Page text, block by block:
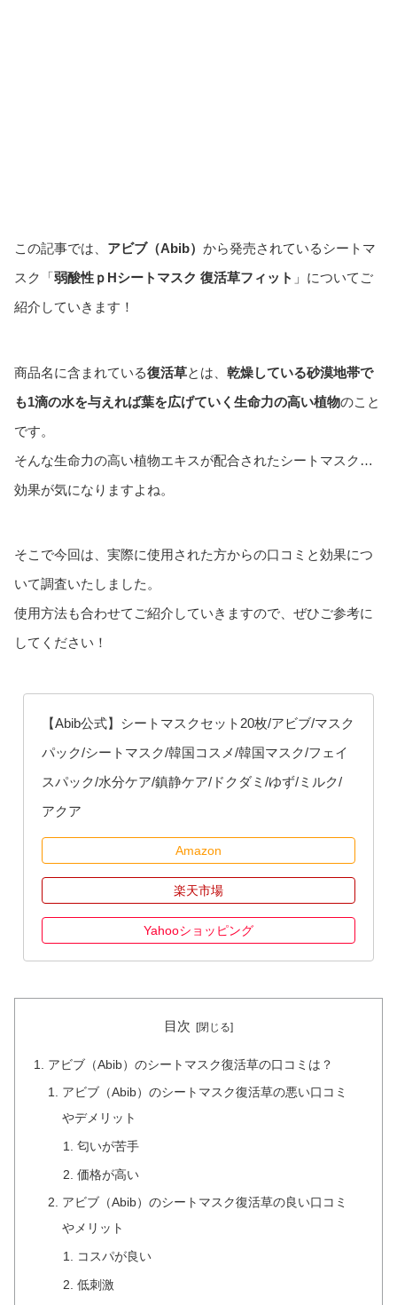
この記事では、 アビブ（Abib） から発売されているシートマ
スク「弱酸性ｐHシートマスク 復活草フィット 」についてご
紹介していきます！
商品名に含まれている復活草とは、 乾燥している砂漠地帯で
も1滴の水を与えれば葉を広げていく生命力の高い植物のこと
です。
そんな生命力の高い植物エキスが配合されたシートマスク…
効果が気になりますよね。
そこで今回は、実際に使用された方からの口コミと効果につ
いて調査いたしました。
使用方法も合わせてご紹介していきますので、ぜひご参考に
してください！
【Abib公式】シートマスクセット20枚/アビブ/マスク
パック/シートマスク/韓国コスメ/韓国マスク/フェイ
スパック/水分ケア/鎮静ケア/ドクダミ/ゆず/ミルク/
アクア
Amazon
楽天市場
Yahooショッピング
目次
アビブ（Abib）のシートマスク復活草の口コミは？
アビブ（Abib）のシートマスク復活草の悪い口コミ
やデメリット
匂いが苦手
価格が高い
アビブ（Abib）のシートマスク復活草の良い口コミ
やメリット
コスパが良い
低刺激